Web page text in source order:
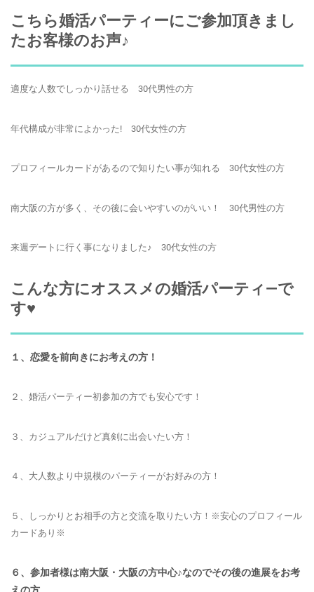
こちら婚活パーティーにご参加頂きまし
たお客様のお声♪
適度な人数でしっかり話せる 30代男性の方
年代構成が非常によかった! 30代女性の方
プロフィールカードがあるので知りたい事が知れる 30代女性の方
南大阪の方が多く、その後に会いやすいのがいい！ 30代男性の方
来週デートに行く事になりました♪ 30代女性の方
こんな方にオススメの婚活パーティ―で
す♥
１、恋愛を前向きにお考えの方！
２、婚活パーティー初参加の方でも安心です！
３、カジュアルだけど真剣に出会いたい方！
４、大人数より中規模のパーティーがお好みの方！
５、しっかりとお相手の方と交流を取りたい方！※安心のプロフィール
カードあり※
６、参加者様は南大阪・大阪の方中心♪なのでその後の進展をお考